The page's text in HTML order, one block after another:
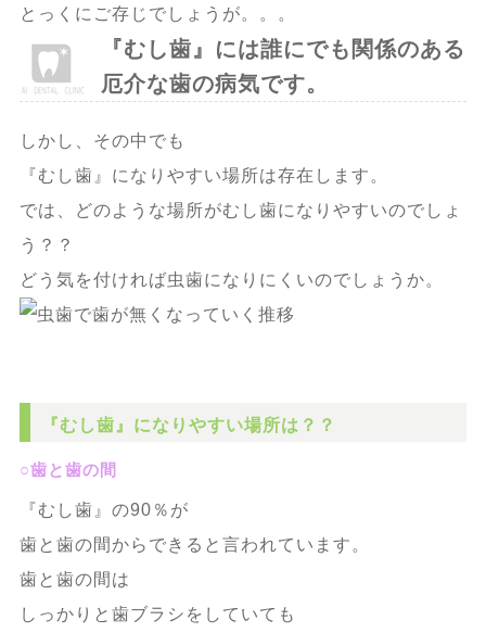
とっくにご存じでしょうが。。。
『むし歯』には誰にでも関係のある
厄介な歯の病気です。
しかし、その中でも
『むし歯』になりやすい場所は存在します。
では、どのような場所がむし歯になりやすいのでしょ
う？？
どう気を付ければ虫歯になりにくいのでしょうか。
『むし歯』になりやすい場所は？？
○歯と歯の間
『むし歯』の90％が
歯と歯の間からできると言われています。
歯と歯の間は
しっかりと歯ブラシをしていても